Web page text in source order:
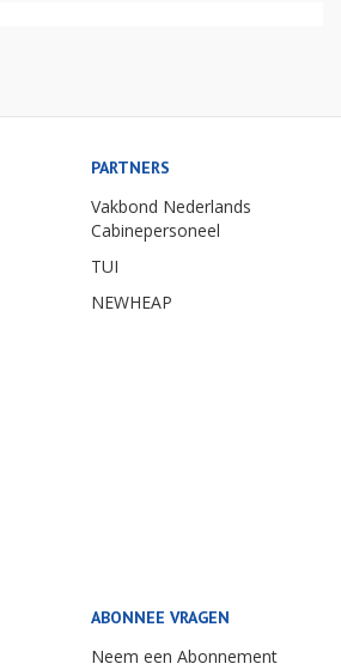
PARTNERS
Vakbond Nederlands
Cabinepersoneel
TUI
NEWHEAP
ABONNEE VRAGEN
Neem een Abonnement